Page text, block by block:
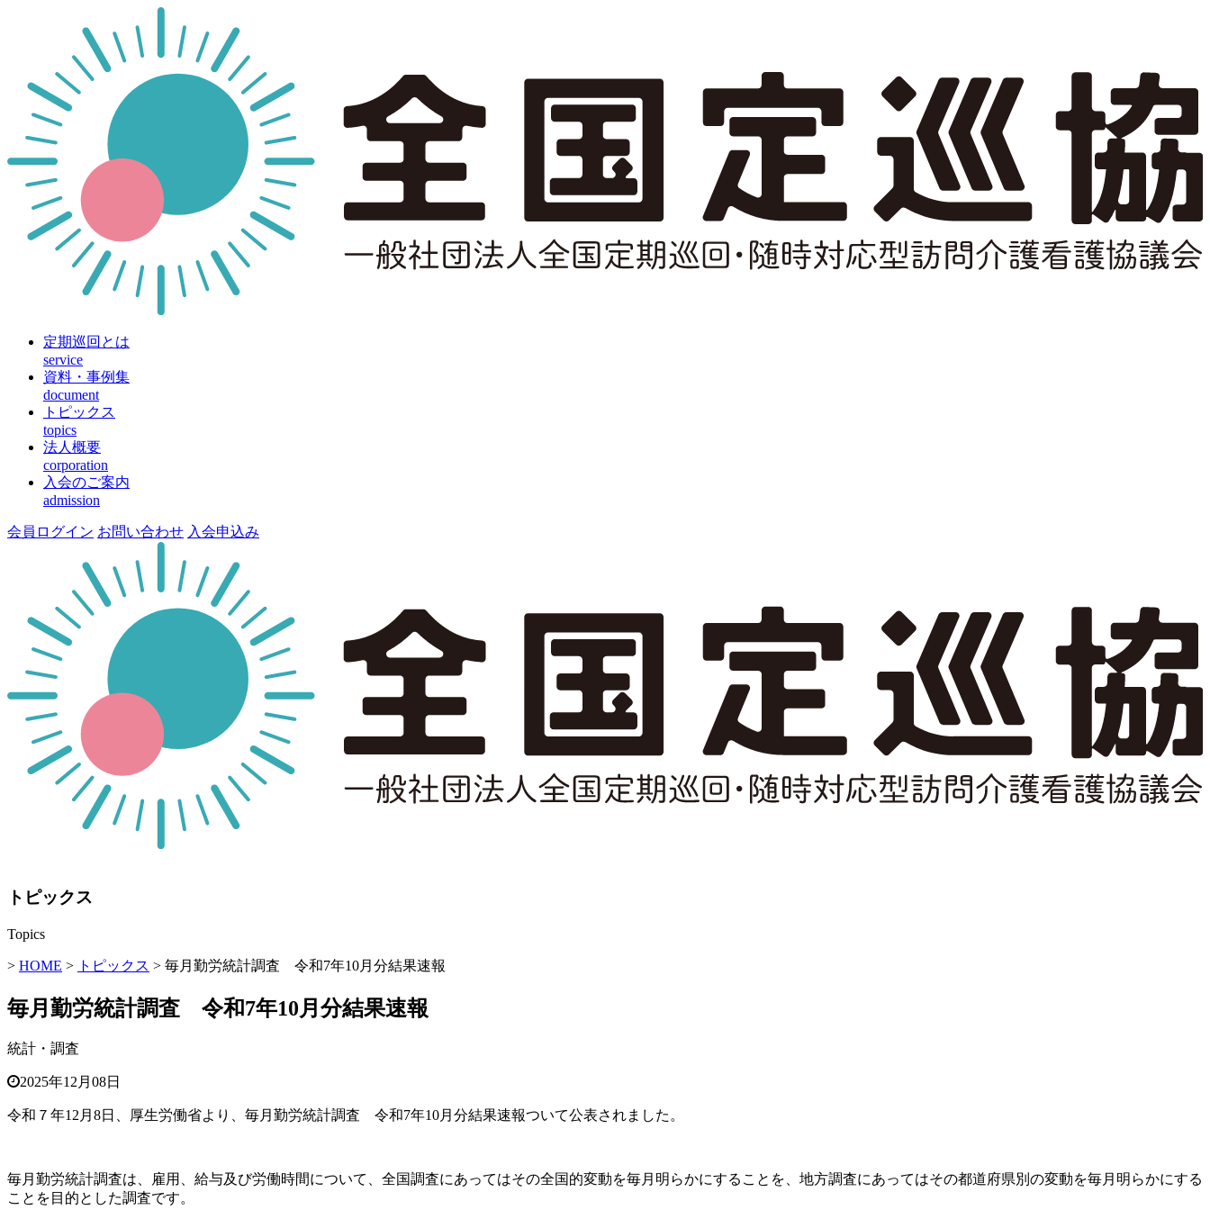
定期巡回とは
service
資料・事例集
document
トピックス
topics
法人概要
corporation
入会のご案内
admission
会員ログイン お問い合わせ 入会申込み
トピックス
Topics
> HOME > トピックス > 毎月勤労統計調査 令和7年10月分結果速報
毎月勤労統計調査 令和7年10月分結果速報
統計・調査
2025年12月08日
令和７年12月8日、厚生労働省より、毎月勤労統計調査 令和7年10月分結果速報ついて公表されました。
毎月勤労統計調査は、雇用、給与及び労働時間について、全国調査にあってはその全国的変動を毎月明らかにすることを、地方調査にあってはその都道府県別の変動を毎月明らかにする
ことを目的とした調査です。